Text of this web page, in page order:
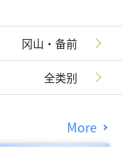
冈山・备前
全类别
More